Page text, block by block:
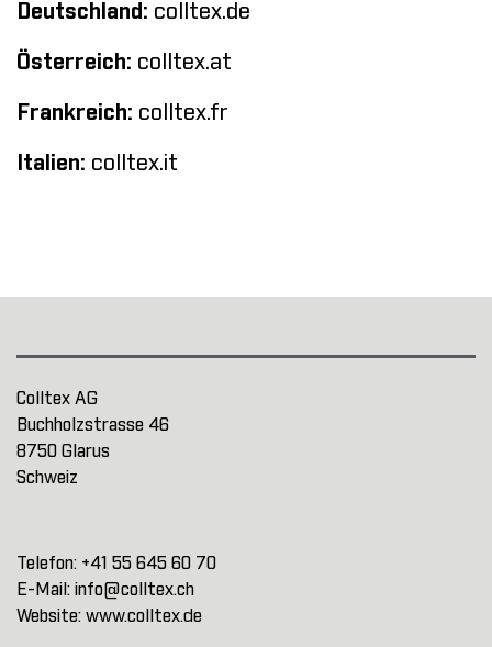
Deutschland: colltex.de
Österreich: colltex.at
Frankreich: colltex.fr
Italien: colltex.it
Colltex AG
Buchholzstrasse 46
8750 Glarus
Schweiz
Telefon: +41 55 645 60 70
E-Mail: info@colltex.ch
Website: www.colltex.de